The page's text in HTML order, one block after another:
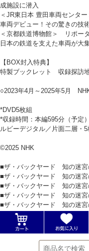
成施設に潜入
＜JR東日本 豊田車両センタ
車両デビュー！その驚きの技
＜京都鉄道博物館＞ リポー
日本の鉄道を支えた車両が大
【BOX封入特典】
特製ブックレット 収録探訪
○2023年4月～2025年5月
*DVD5枚組
*収録時間：本編595分（予定
ルビーデジタル／片面二層・
©2025 NHK
■ザ・バックヤード 知の迷
■ザ・バックヤード 知の迷
■ザ・バックヤード 知の迷
■ザ・バックヤード 知の迷
■ザ・バックヤード 知の迷